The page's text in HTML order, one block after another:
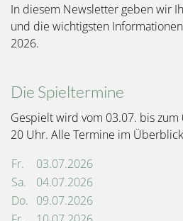
In diesem Newsletter geben wir
und die wichtigsten Informationen
2026.
Die Spieltermine
Gespielt wird vom 03.07. bis
20 Uhr. Alle Termine im
Fr.
03.07.2026
Sa.
04.07.2026
Do. 09.07.2026